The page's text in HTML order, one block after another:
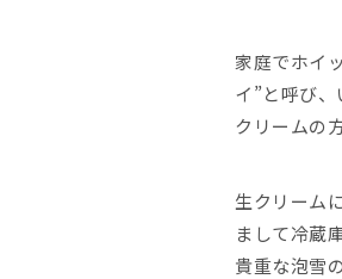
家庭でホイ
イ”と呼び、
クリームの
生クリーム
まして冷蔵
貴重な泡雪